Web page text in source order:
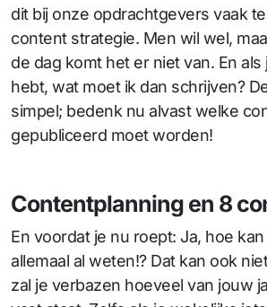
dit bij onze opdrachtgevers vaak
content strategie. Men wil wel,
de dag komt het er niet van. En
hebt, wat moet ik dan schrijven?
simpel; bedenk nu alvast welke
gepubliceerd moet worden!
Contentplanning en 8
En voordat je nu roept: Ja, hoe
allemaal al weten!? Dat kan ook
zal je verbazen hoeveel van jouw